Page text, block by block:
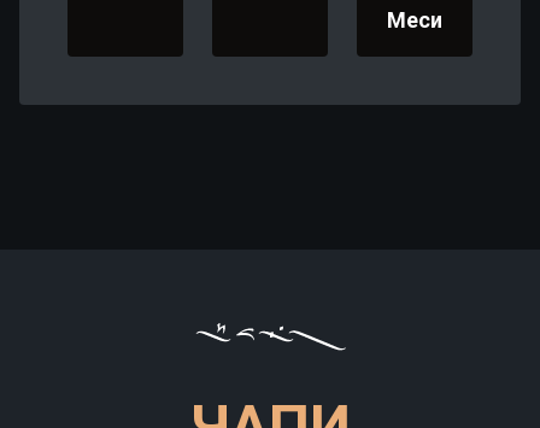
Меси
З моменту запуску програми «Спадок» ми внесли
гравців та позбутися страху щось пропустити.